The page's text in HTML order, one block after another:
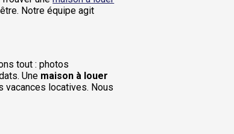
Notre équipe agit
tout : photos
Une maison à louer
locatives. Nous